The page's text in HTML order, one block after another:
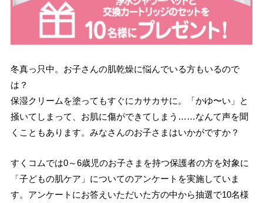
冬真っ只中。お子さんの肌乾燥に悩んでいる方もいるので
は？
保湿クリームを塗ってもすぐにカサカサに。「かゆ〜い」と
掻いてしまって、お肌に傷ができてしまう……なんて声を聞
くこともあります。みなさんのお子さまはいかがですか？
すくコムでは0～6歳児のお子さまを持つ保護者の方を対象に
「子どもの肌ケア」についてのアンケートを実施していま
す。アンケートにお答えいただいた方の中から抽選で10名様